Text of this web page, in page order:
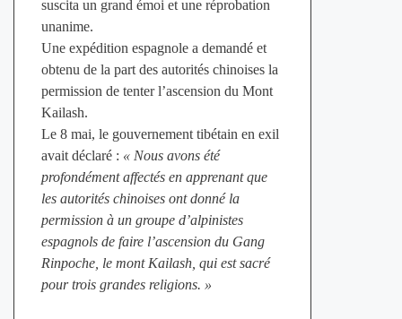
suscita un grand émoi et une réprobation
unanime.
Une expédition espagnole a demandé et
obtenu de la part des autorités chinoises la
permission de tenter l’ascension du Mont
Kailash.
Le 8 mai, le gouvernement tibétain en exil
avait déclaré : « Nous avons été
profondément affectés en apprenant que
les autorités chinoises ont donné la
permission à un groupe d’alpinistes
espagnols de faire l’ascension du Gang
Rinpoche, le mont Kailash, qui est sacré
pour trois grandes religions. »